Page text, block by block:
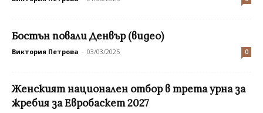
Бостън повали Денвър (видео)
Виктория Петрова - 03/03/2025 0
Женският национален отбор в трета урна за
жребия за Евробаскет 2027